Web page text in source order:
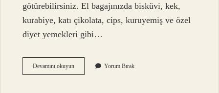
götürebilirsiniz. El bagajınızda bisküvi, kek,
kurabiye, katı çikolata, cips, kuruyemiş ve özel
diyet yemekleri gibi…
Devamını okuyunEl
Bagajına
Yorum Bırak